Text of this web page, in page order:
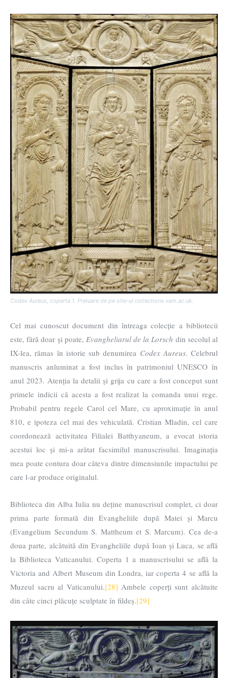
Codex Aureus, coperta 1. Preluare de pe site-ul collections.vam.ac.uk.
Cel mai cunoscut document din întreaga colecție a bibliotecii
este, fără doar și poate, Evangheliarul de la Lorsch din secolul al
IX-lea, rămas în istorie sub denumirea Codex Aureus. Celebrul
manuscris anluminat a fost inclus în patrimoniul UNESCO în
anul 2023. Atenția la detalii și grija cu care a fost conceput sunt
primele indicii că acesta a fost realizat la comanda unui rege.
Probabil pentru regele Carol cel Mare, cu aproximație în anul
810, e ipoteza cel mai des vehiculată. Cristian Mladin, cel care
coordonează activitatea Filialei Batthyaneum, a evocat istoria
acestui loc și mi-a arătat facsimilul manuscrisului. Imaginația
mea poate contura doar câteva dintre dimensiunile impactului pe
care l-ar produce originalul.
Biblioteca din Alba Iulia nu deține manuscrisul complet, ci doar
prima parte formată din Evangheliile după Matei și Marcu
(Evangelium Secundum S. Mattheum et S. Marcum). Cea de-a
doua parte, alcătuită din Evangheliile după Ioan și Luca, se află
la Biblioteca Vaticanului. Coperta 1 a manuscrisului se află la
Victoria and Albert Museum din Londra, iar coperta 4 se află la
Muzeul sacru al Vaticanului.[28] Ambele coperți sunt alcătuite
din câte cinci plăcuțe sculptate în fildeș.[29]